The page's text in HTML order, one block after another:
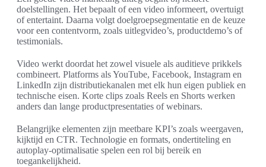
doelstellingen. Het bepaalt of een video informeert, overtuigt
of entertaint. Daarna volgt doelgroepsegmentatie en de keuze
voor een contentvorm, zoals uitlegvideo’s, productdemo’s of
testimonials.
Video werkt doordat het zowel visuele als auditieve prikkels
combineert. Platforms als YouTube, Facebook, Instagram en
LinkedIn zijn distributiekanalen met elk hun eigen publiek en
technische eisen. Korte clips zoals Reels en Shorts werken
anders dan lange productpresentaties of webinars.
Belangrijke elementen zijn meetbare KPI’s zoals weergaven,
kijktijd en CTR. Technologie en formats, ondertiteling en
autoplay-optimalisatie spelen een rol bij bereik en
toegankelijkheid.